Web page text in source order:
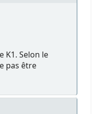
K1. Selon le
pas être